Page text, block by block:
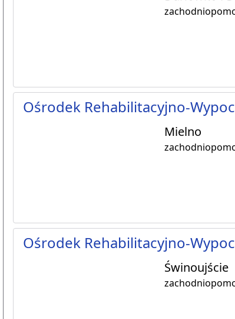
Ośrodek Rehabilitacyjno-
Mielno
Ośrodek Rehabilitacyjno-
Świnoujście